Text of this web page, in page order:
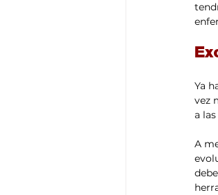
Ya
vez
a
A